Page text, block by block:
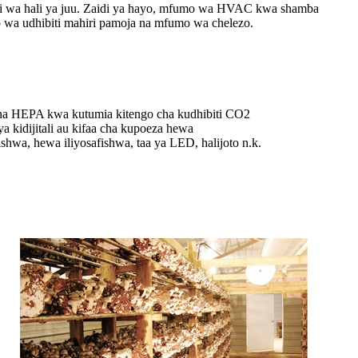
hali ya juu. Zaidi ya hayo, mfumo wa HVAC kwa shamba
udhibiti mahiri pamoja na mfumo wa chelezo.
HEPA kwa kutumia kitengo cha kudhibiti CO2
kidijitali au kifaa cha kupoeza hewa
hewa iliyosafishwa, taa ya LED, halijoto n.k.